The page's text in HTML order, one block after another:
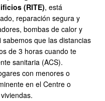
(RITE), está
reparación segura y
bombas de calor y
que las distancias
de 3 horas cuando te
sanitaria (ACS).
con menores o
en el Centre o